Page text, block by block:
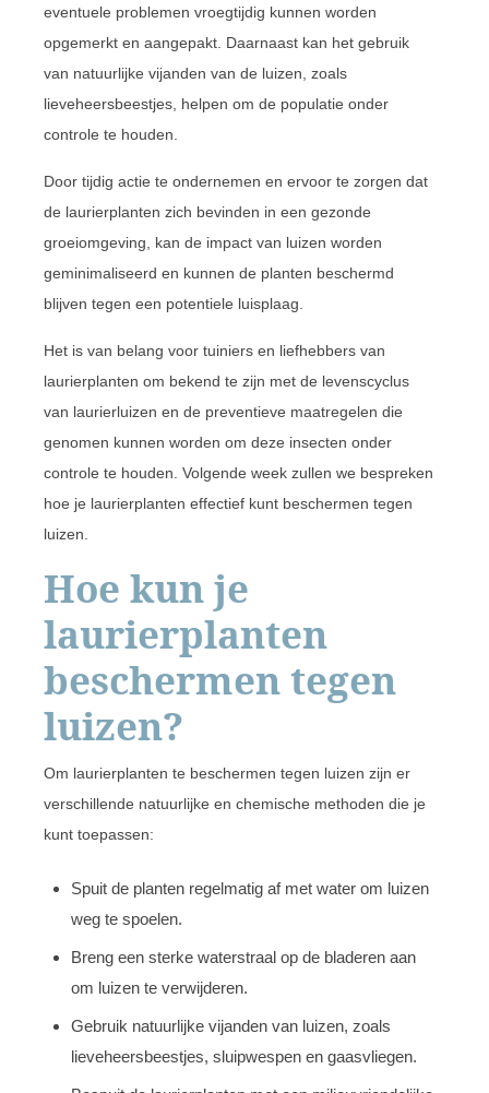
eventuele problemen vroegtijdig kunnen worden
opgemerkt en aangepakt. Daarnaast kan het gebruik
van natuurlijke vijanden van de luizen, zoals
lieveheersbeestjes, helpen om de populatie onder
controle te houden.
Door tijdig actie te ondernemen en ervoor te zorgen dat
de laurierplanten zich bevinden in een gezonde
groeiomgeving, kan de impact van luizen worden
geminimaliseerd en kunnen de planten beschermd
blijven tegen een potentiele luisplaag.
Het is van belang voor tuiniers en liefhebbers van
laurierplanten om bekend te zijn met de levenscyclus
van laurierluizen en de preventieve maatregelen die
genomen kunnen worden om deze insecten onder
controle te houden. Volgende week zullen we bespreken
hoe je laurierplanten effectief kunt beschermen tegen
luizen.
Hoe kun je
laurierplanten
beschermen tegen
luizen?
Om laurierplanten te beschermen tegen luizen zijn er
verschillende natuurlijke en chemische methoden die je
kunt toepassen:
Spuit de planten regelmatig af met water om luizen
weg te spoelen.
Breng een sterke waterstraal op de bladeren aan
om luizen te verwijderen.
Gebruik natuurlijke vijanden van luizen, zoals
lieveheersbeestjes, sluipwespen en gaasvliegen.